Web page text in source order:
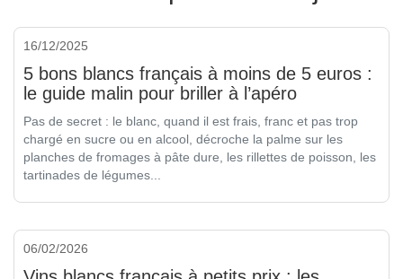
16/12/2025
5 bons blancs français à moins de 5 euros :
le guide malin pour briller à l’apéro
Pas de secret : le blanc, quand il est frais, franc et pas trop
chargé en sucre ou en alcool, décroche la palme sur les
planches de fromages à pâte dure, les rillettes de poisson, les
tartinades de légumes...
06/02/2026